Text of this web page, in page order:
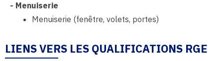
- Menuiserie
Menuiserie (fenêtre, volets, portes)
LIENS VERS LES QUALIFICATIONS RGE